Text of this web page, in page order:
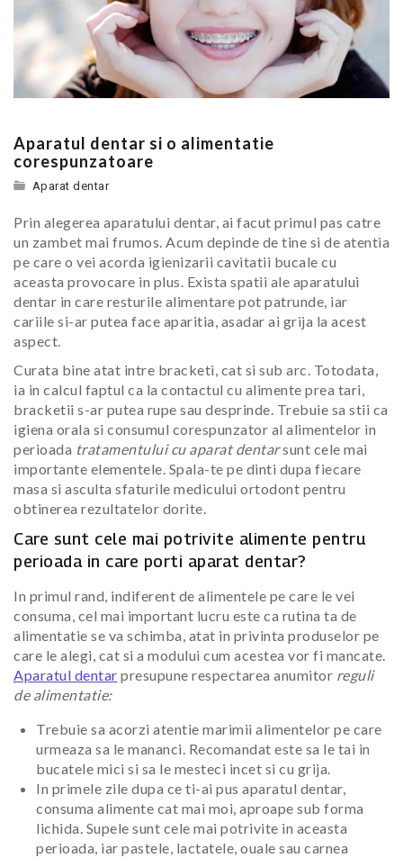
Aparatul dentar si o alimentatie
corespunzatoare
Aparat dentar
Prin alegerea aparatului dentar, ai facut primul pas catre
un zambet mai frumos. Acum depinde de tine si de atentia
pe care o vei acorda igienizarii cavitatii bucale cu
aceasta provocare in plus. Exista spatii ale aparatului
dentar in care resturile alimentare pot patrunde, iar
cariile si-ar putea face aparitia, asadar ai grija la acest
aspect.
Curata bine atat intre bracketi, cat si sub arc. Totodata,
ia in calcul faptul ca la contactul cu alimente prea tari,
bracketii s-ar putea rupe sau desprinde. Trebuie sa stii ca
igiena orala si consumul corespunzator al alimentelor in
perioada tratamentului cu aparat dentarsunt cele mai
importante elementele. Spala-te pe dinti dupa fiecare
masa si asculta sfaturile medicului ortodont pentru
obtinerea rezultatelor dorite.
Care sunt cele mai potrivite alimente pentru
perioada in care porti aparat dentar?
In primul rand, indiferent de alimentele pe care le vei
consuma, cel mai important lucru este ca rutina ta de
alimentatie se va schimba, atat in privinta produselor pe
care le alegi, cat si a modului cum acestea vor fi mancate.
Aparatul dentar presupune respectarea anumitor reguli
de alimentatie:
Trebuie sa acorzi atentie marimii alimentelor pe care
urmeaza sa le mananci. Recomandat este sa le tai in
bucatele mici si sa le mesteci incet si cu grija.
In primele zile dupa ce ti-ai pus aparatul dentar,
consuma alimente cat mai moi, aproape sub forma
lichida. Supele sunt cele mai potrivite in aceasta
perioada, iar pastele, lactatele, ouale sau carnea